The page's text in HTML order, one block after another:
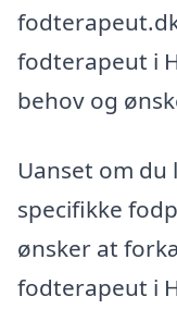
fodterapeut i
behov og
Uanset om
specifikke
ønsker at
fodterapeut i